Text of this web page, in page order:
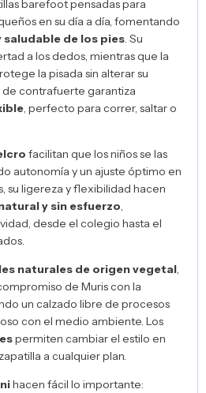
barefoot pensadas para
en su día a día, fomentando
de los pies. Su
a los dedos, mientras que la
la pisada sin alterar su
contrafuerte garantiza
, perfecto para correr, saltar o
facilitan que los niños se las
autonomía y un ajuste óptimo en
su ligereza y flexibilidad hacen
y sin esfuerzo,
desde el colegio hasta el
naturales de origen vegetal,
de Muris con la
un calzado libre de procesos
con el medio ambiente. Los
permiten cambiar el estilo en
a cualquier plan.
hacen fácil lo importante: